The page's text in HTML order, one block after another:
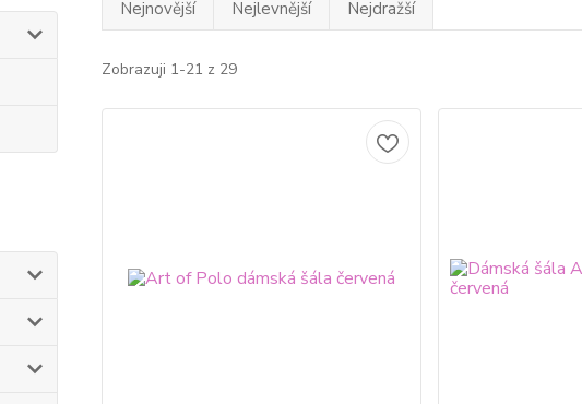
Nejnovější Nejlevnější Nejdražší
Zobrazuji 1-21 z 29